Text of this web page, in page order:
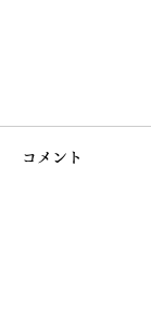
コメント